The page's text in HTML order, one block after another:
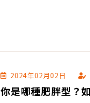
2024年02月02日
你是哪種肥胖型？